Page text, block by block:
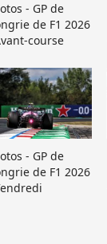
- GP de
de F1 2026
course
- GP de
de F1 2026